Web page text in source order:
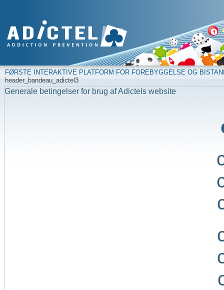
FØRSTE INTERAKTIVE PLATFORM FOR FOREBYGGELSE OG
header_bandeau_adictel3
Generale betingelser for brug af Adictels website